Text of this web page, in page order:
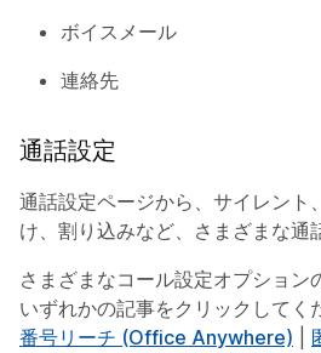
ボイスメール
連絡先
通話設定
通話設定ページから、サイレント
け、割り込みなど、さまざまな通
さまざまなコール設定オプション
いずれかの記事をクリックしてく
番号リーチ (Office Anywhere)